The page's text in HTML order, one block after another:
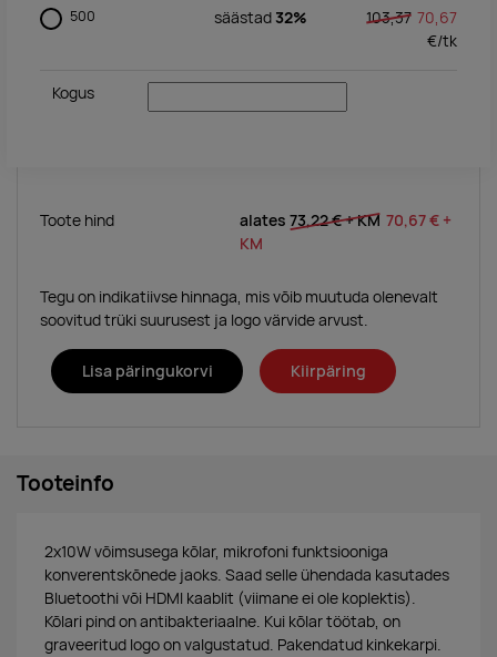
500 säästad 32% 103,37 70,67
€/tk
Kogus
Toote hind alates 73,22 €+ KM 70,67 € +
KM
Tegu on indikatiivse hinnaga, mis võib muutuda olenevalt
soovitud trüki suurusest ja logo värvide arvust.
Lisa päringukorvi Kiirpäring
Tooteinfo
2x10W võimsusega kõlar, mikrofoni funktsiooniga
konverentskõnede jaoks. Saad selle ühendada kasutades
Bluetoothi või HDMI kaablit (viimane ei ole koplektis).
Kõlari pind on antibakteriaalne. Kui kõlar töötab, on
graveeritud logo on valgustatud. Pakendatud kinkekarpi.